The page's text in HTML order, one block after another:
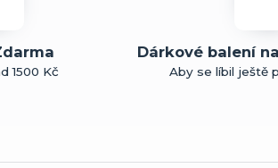
1500 Kč
Dárkové balení
Aby se líbil ještě